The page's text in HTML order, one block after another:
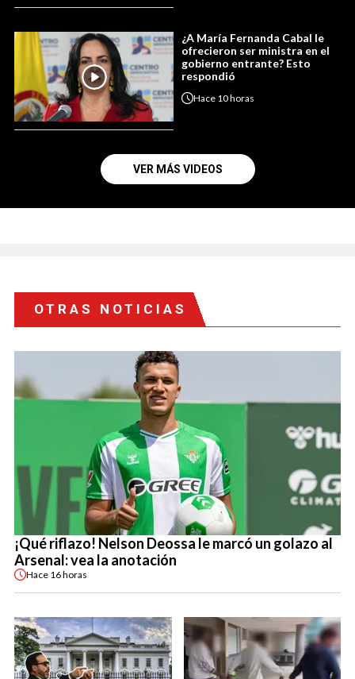
¿A María Fernanda Cabal le
ofrecieron ser ministra en el
gobierno entrante? Esto
respondió
Hace 10 horas
VER MÁS VIDEOS
OTRAS NOTICIAS
¡Qué riflazo! Nelson Deossa le marcó un golazo al
Arsenal: vea la anotación
Hace 16 horas